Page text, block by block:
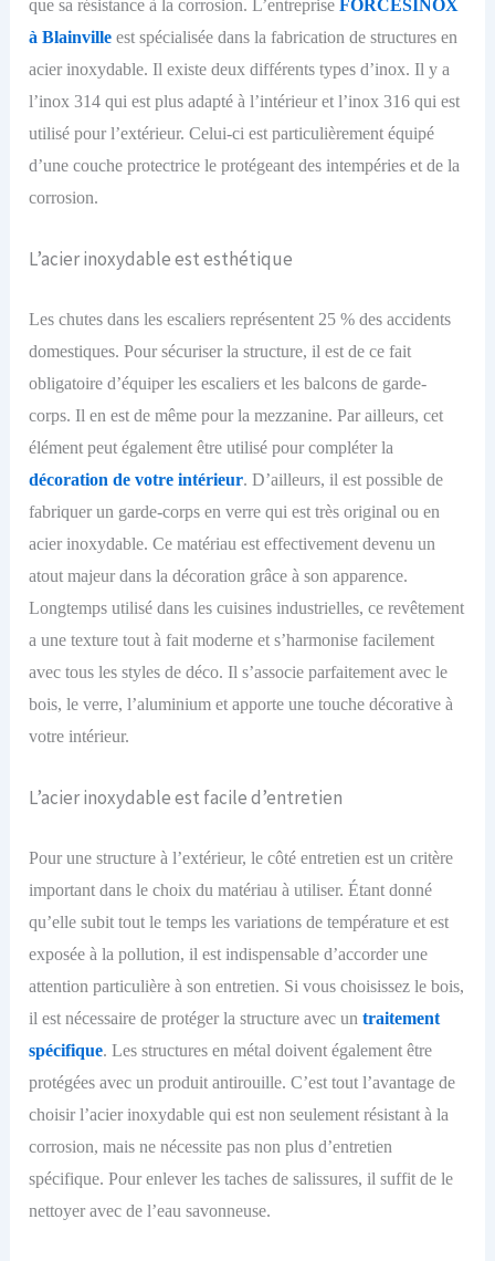
que sa résistance à la corrosion. L’entreprise FORCESINOX
à Blainville est spécialisée dans la fabrication de structures en
acier inoxydable. Il existe deux différents types d’inox. Il y a
l’inox 314 qui est plus adapté à l’intérieur et l’inox 316 qui est
utilisé pour l’extérieur. Celui-ci est particulièrement équipé
d’une couche protectrice le protégeant des intempéries et de la
corrosion.
L’acier inoxydable est esthétique
Les chutes dans les escaliers représentent 25 % des accidents
domestiques. Pour sécuriser la structure, il est de ce fait
obligatoire d’équiper les escaliers et les balcons de garde-
corps. Il en est de même pour la mezzanine. Par ailleurs, cet
élément peut également être utilisé pour compléter la
décoration de votre intérieur. D’ailleurs, il est possible de
fabriquerun garde-corps en verre qui est très original ou en
acier inoxydable.Ce matériau est effectivement devenu un
atout majeur dans la décoration grâce à son apparence.
Longtemps utilisé dans les cuisines industrielles, ce revêtement
a une texture tout à fait moderne et s’harmonise facilement
avec tous les styles de déco. Il s’associeparfaitement avec le
bois, le verre, l’aluminium et apporte une touche décorative à
votre intérieur.
L’acier inoxydable est facile d’entretien
Pour une structure à l’extérieur, le côté entretien est un critère
important dans le choix du matériau à utiliser.Étant donné
qu’elle subit tout le temps les variations de température et est
exposée à la pollution, il est indispensable d’accorder une
attention particulière à son entretien. Si vous choisissez le bois,
il est nécessaire de protéger la structure avec untraitement
spécifique. Les structures en métal doivent également être
protégées avec un produit antirouille.C’est tout l’avantage de
choisir l’acier inoxydable qui est non seulement résistant à la
corrosion, mais ne nécessite pas non plus d’entretien
spécifique. Pour enlever les taches de salissures, il suffit de le
nettoyer avec de l’eau savonneuse.